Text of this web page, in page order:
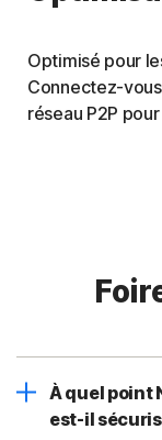
Optimisé pour
Connectez-
réseau P2P
À quel point
est-il